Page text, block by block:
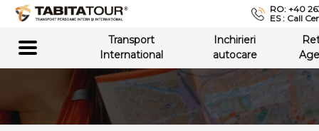
RO: +40
ES : Call
Transport
International
Inchirieri
autocare